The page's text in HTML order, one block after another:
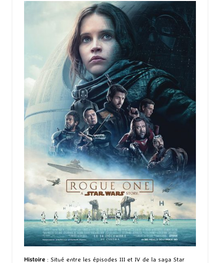
Histoire : Situé entre les épisodes III et IV de la saga Star